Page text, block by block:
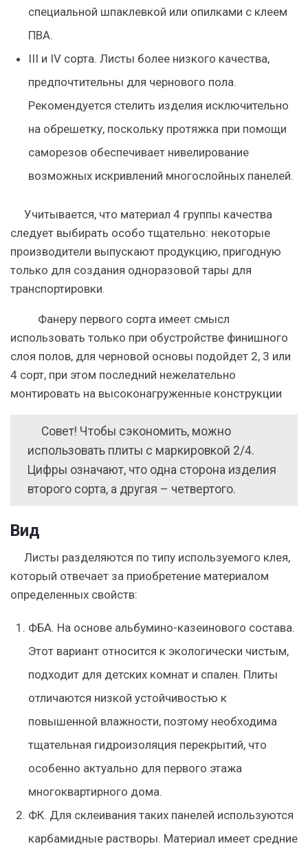
специальной шпаклевкой или опилками с клеем
ПВА.
III и IV сорта. Листы более низкого качества,
предпочтительны для чернового пола.
Рекомендуется стелить изделия исключительно
на обрешетку, поскольку протяжка при помощи
саморезов обеспечивает нивелирование
возможных искривлений многослойных панелей.
Учитывается, что материал 4 группы качества
следует выбирать особо тщательно: некоторые
производители выпускают продукцию, пригодную
только для создания одноразовой тары для
транспортировки.
Фанеру первого сорта имеет смысл
использовать только при обустройстве финишного
слоя полов, для черновой основы подойдет 2, 3 или
4 сорт, при этом последний нежелательно
монтировать на высоконагруженные конструкции
Совет! Чтобы сэкономить, можно
использовать плиты с маркировкой 2/4.
Цифры означают, что одна сторона изделия
второго сорта, а другая – четвертого.
Вид
Листы разделяются по типу используемого клея,
который отвечает за приобретение материалом
определенных свойств:
ФБА. На основе альбумино-казеинового состава.
Этот вариант относится к экологически чистым,
подходит для детских комнат и спален. Плиты
отличаются низкой устойчивостью к
повышенной влажности, поэтому необходима
тщательная гидроизоляция перекрытий, что
особенно актуально для первого этажа
многоквартирного дома.
ФК. Для склеивания таких панелей используются
карбамидные растворы. Материал имеет средние